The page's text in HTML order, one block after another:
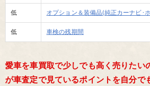
低 オプション＆装備品(純正カーナビ･
低 車検の残期間
愛車を車買取で少しでも高く売りたい
が車査定で見ているポイントを自分で